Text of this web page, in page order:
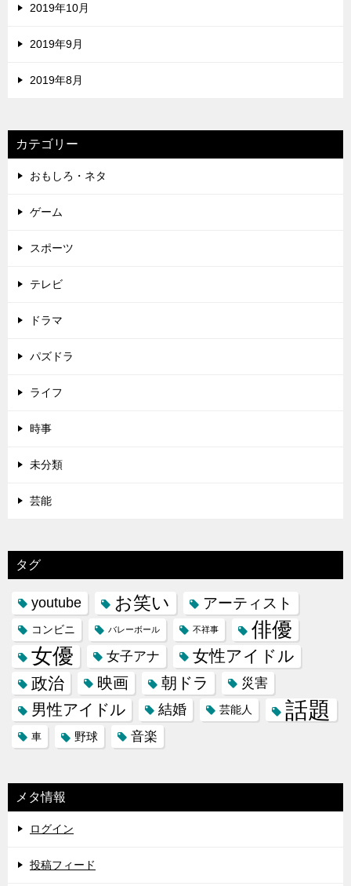
2019年10月
2019年9月
2019年8月
カテゴリー
おもしろ・ネタ
ゲーム
スポーツ
テレビ
ドラマ
パズドラ
ライフ
時事
未分類
芸能
タグ
youtube お笑い アーティスト
コンビニ バレーボール 不祥事 俳優
女優 女子アナ 女性アイドル
政治 映画 朝ドラ 災害
男性アイドル 結婚 芸能人 話題
車 野球 音楽
メタ情報
ログイン
投稿フィード